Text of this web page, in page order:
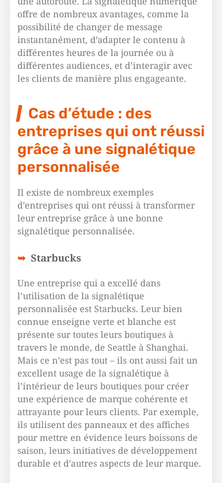
offre de nombreux avantages, comme la
possibilité de changer de message
instantanément, d’adapter le contenu à
différentes heures de la journée ou à
différentes audiences, et d’interagir avec
les clients de manière plus engageante.
Cas d’étude : des
entreprises qui ont réussi
grâce à une signalétique
personnalisée
Il existe de nombreux exemples
d’entreprises qui ont réussi à transformer
leur entreprise grâce à une bonne
signalétique personnalisée.
Starbucks
Une entreprise qui a excellé dans
l’utilisation de la signalétique
personnalisée est Starbucks. Leur bien
connue enseigne verte et blanche est
présente sur toutes leurs boutiques à
travers le monde, de Seattle à Shanghai.
Mais ce n’est pas tout – ils ont aussi fait un
excellent usage de la signalétique à
l’intérieur de leurs boutiques pour créer
une expérience de marque cohérente et
attrayante pour leurs clients. Par exemple,
ils utilisent des panneaux et des affiches
pour mettre en évidence leurs boissons de
saison, leurs initiatives de développement
durable et d’autres aspects de leur marque.